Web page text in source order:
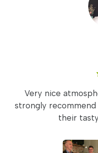
Very nice
strongly recommend
their